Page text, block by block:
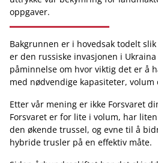
oppgaver.
Bakgrunnen er i hovedsak todelt
er den russiske invasjonen i
påminnelse om hvor viktig det er å
med nødvendige kapasiteter,
Etter vår mening er ikke Forsvaret
Forsvaret er for lite i volum, har
den økende trussel, og evne til å
hybride trusler på en effektiv måte.